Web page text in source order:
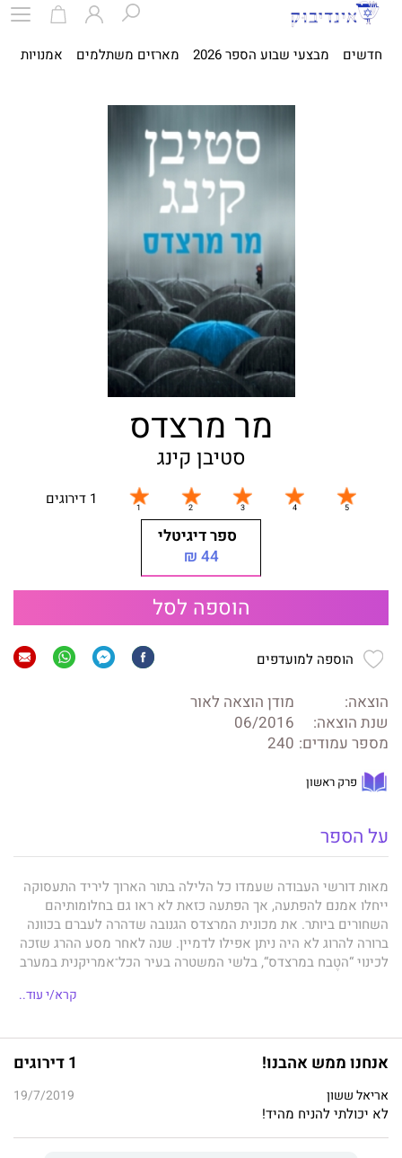
חדשים מבצעי שבוע הספר 2026 מארזים משתלמים אמנויות
מר מרצדס
סטיבן קינג
1 דירוגים
ספר דיגיטלי
44 ₪
הוספה לסל
הוספה למועדפים
הוצאה:
מודן הוצאה לאור
שנת הוצאה:
06/2016
מספר עמודים: 240
פרק ראשון
על הספר
מאות דורשי העבודה שעמדו כל הלילה בתור הארוך ליריד התעסוקה
ייחלו אמנם להפתעה, אך הפתעה כזאת לא ראו גם בחלומותיהם
השחורים ביותר. את מכונית המרצדס הגנובה שדהרה לעברם בכוונה
ברורה להרוג לא היה ניתן אפילו לדמיין. שנה לאחר מסע ההרג שזכה
לכינוי “הטֶבח במרצדס“, בלשי המשטרה בעיר הכל־אמריקנית במערב
שהוביל את צוות החקירה, פרש מהמשטרה, ושותפיו עסוקים בחקירות
על הטֶבח במרצדס, הוא מבין שהרוצח נמצא בסביבה ומתכוון לפעול
שוב. כנגד כל כללי המקצוע שהנחו אותו בעשרות שנותיו כבלש,
הודג׳ס מחליט לפתוח בחקירה פרטית משלו. הוא נוטש את כורסת
הטלוויזיה הנוחה ומתחיל לצרף את פיסות המידע זו לזו. וכאשר הוא
מגייס לעזרתו גאון מחשבים צעיר ואת אחותה היפהפייה של בעלת
קרא/י עוד..
אנחנו ממש אהבנו! 1 דירוגים
אריאל ששון 19/7/2019
לא יכולתי להניח מהיד!